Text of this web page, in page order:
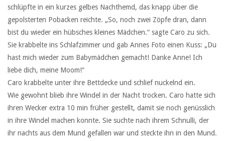
schlüpfte in ein kurzes gelbes Nachthemd, das knapp über die
gepolsterten Pobacken reichte. „So, noch zwei Zöpfe dran, dann
bist du wieder ein hübsches kleines Mädchen.“ sagte Caro zu sich.
Sie krabbelte ins Schlafzimmer und gab Annes Foto einen Kuss: „Du
hast mich wieder zum Babymädchen gemacht! Danke Anne! Ich
liebe dich, meine Moom!“
Caro krabbelte unter ihre Bettdecke und schlief nuckelnd ein.
Wie gewohnt blieb ihre Windel in der Nacht trocken. Caro hatte sich
ihren Wecker extra 10 min früher gestellt, damit sie noch genüsslich
in ihre Windel machen konnte. Sie suchte nach ihrem Schnulli, der
ihr nachts aus dem Mund gefallen war und steckte ihn in den Mund.